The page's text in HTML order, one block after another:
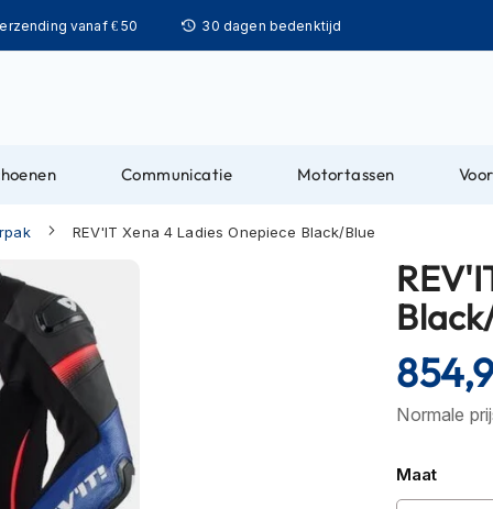
vanaf € 50 30 dagen bedenktijd
Communicatie Motortassen
REV'IT Xena 4 Ladies Onepiece Black/Blue
Normale
Maat